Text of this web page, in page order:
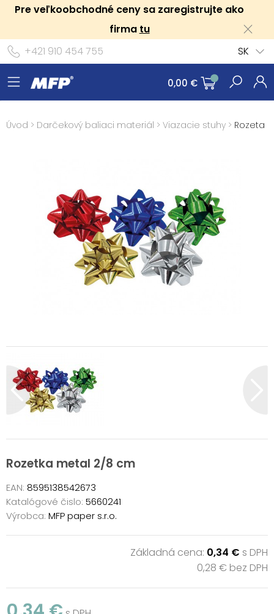
Pre veľkoobchodné ceny sa zaregistrujte ako
firma tu
+421 910 454 755
SK
0,00 €
Úvod > Darčekový baliaci materiál > Viazacie stuhy > Rozeta
Rozetka metal 2/8 cm
EAN: 8595138542673
Katalógové čislo: 5660241
Výrobca: MFP paper s.r.o.
Základná cena: 0,34 € s DPH
0,28 € bez DPH